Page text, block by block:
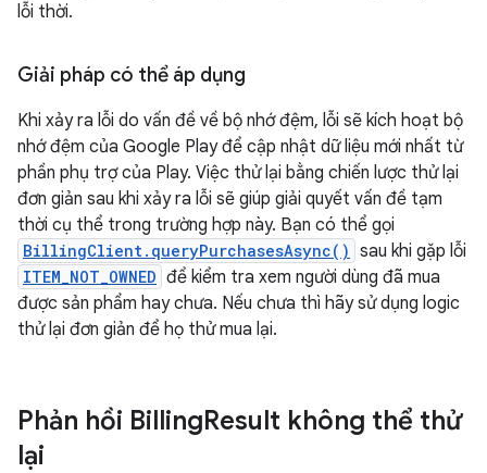
lỗi thời.
Giải pháp có thể áp dụng
Khi xảy ra lỗi do vấn đề về bộ nhớ đệm, lỗi sẽ kích hoạt bộ
nhớ đệm của Google Play để cập nhật dữ liệu mới nhất từ
phần phụ trợ của Play. Việc thử lại bằng chiến lược thử lại
đơn giản sau khi xảy ra lỗi sẽ giúp giải quyết vấn đề tạm
thời cụ thể trong trường hợp này. Bạn có thể gọi
BillingClient.queryPurchasesAsync() sau khi gặp lỗi
ITEM_NOT_OWNED để kiểm tra xem người dùng đã mua
được sản phẩm hay chưa. Nếu chưa thì hãy sử dụng logic
thử lại đơn giản để họ thử mua lại.
Phản hồi BillingResult không thể thử
lại